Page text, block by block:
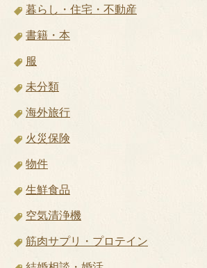
暮らし・住宅・不動産
書籍・本
服
未分類
海外旅行
火災保険
物件
生鮮食品
空気清浄機
筋肉サプリ・プロテイン